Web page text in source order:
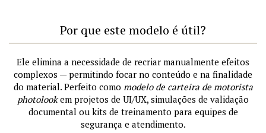
Por que este modelo é útil?
Ele elimina a necessidade de recriar manualmente efeitos
complexos — permitindo focar no conteúdo e na finalidade
do material. Perfeito como modelo de carteira de motorista
photolookem projetos de UI/UX, simulações de validação
documental ou kits de treinamento para equipes de
segurança e atendimento.